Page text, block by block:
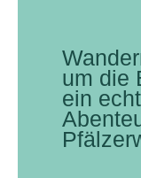
um die
ein